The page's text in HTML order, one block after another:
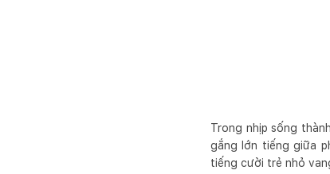
Trong nhịp sống
gắng lớn tiếng giữa
tiếng cười trẻ nhỏ